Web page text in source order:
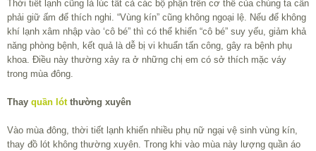
Thời tiết lạnh cũng là lúc tất cả các bộ phận trên cơ thể của chúng ta cần
phải giữ ấm để thích nghi. “Vùng kín” cũng không ngoại lệ. Nếu để không
khí lạnh xâm nhập vào ‘cô bé” thì có thể khiến “cô bé” suy yếu, giảm khả
năng phòng bệnh, kết quả là dễ bị vi khuẩn tấn công, gây ra bệnh phụ
khoa. Điều này thường xảy ra ở những chị em có sở thích mặc váy
trong mùa đông.
Thay quần lótthường xuyên
Vào mùa đông, thời tiết lạnh khiến nhiều phụ nữ ngại vệ sinh vùng kín,
thay đồ lót không thường xuyên. Trong khi vào mùa này lượng quần áo